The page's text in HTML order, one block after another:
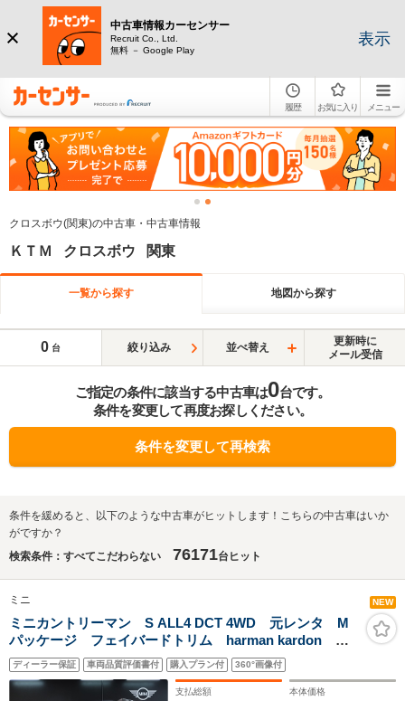
中古車情報カーセンサー
Recruit Co., Ltd.
無料 － Google Play
表示
履歴 お気に入り メニュー
クロスボウ(関東)の中古車・中古車情報
ＫＴＭ クロスボウ 関東
一覧から探す 地図から探す
0 台 絞り込み 並べ替え
更新時に
メール受信
ご指定の条件に該当する中古車は0台です。
条件を変更して再度お探しください。
条件を変更して再検索
条件を緩めると、以下のような中古車がヒットします！こちらの中古車はいか
がですか？
検索条件：すべてこだわらない
76171台ヒット
ミニ NEW
ミニカントリーマン S ALL4 DCT 4WD 元レンタ M
パッケージ フェイバードトリム harman kardon 純
正19インチアルミ 追従型クルコン メモリ機能付パワ
ーシート シートヒーター ステアリングヒーター 全
周囲カメラ 電動リアゲート
ディーラー保証 車両品質評価書付 購入プラン付 360°画像付
支払総額 本体価格